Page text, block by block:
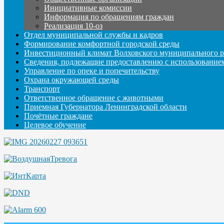
Инициативные комиссии
Информация по обращениям граждан
Реализация 10-оз
Отдел муниципальной службы и кадров
Формирование комфортной городской среды
Инвестиционный климат Волховского муниципального
Сведения, подлежащие предоставлению с
Управление по опеке и попечительству
Охрана окружающей среды
Транспорт
Ответственное обращение с животными
Приемная Губернатора Ленинградской области
Почётные граждане
Целевое обучение